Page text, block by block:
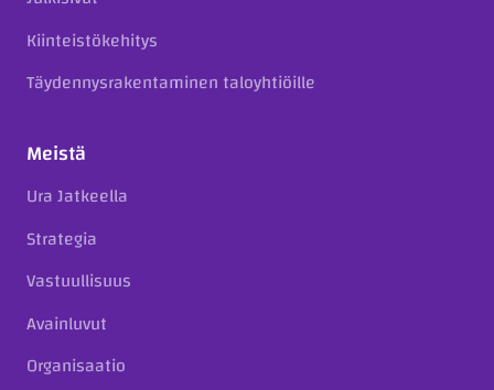
Kiinteistökehitys
Täydennysrakentaminen taloyhtiöille
Meistä
Ura Jatkeella
Strategia
Vastuullisuus
Avainluvut
Organisaatio